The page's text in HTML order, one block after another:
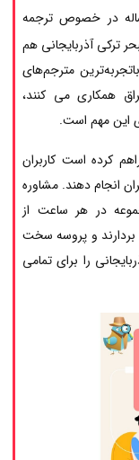
در خصوص ترجمه
ترکی آذربایجانی هم
مترجم‌های
همکاری می کنند،
این مهم است.
کرده است کاربران
انجام دهند. مشاوره
در هر ساعت از
بردارند و پروسه سخت
را برای تمامی